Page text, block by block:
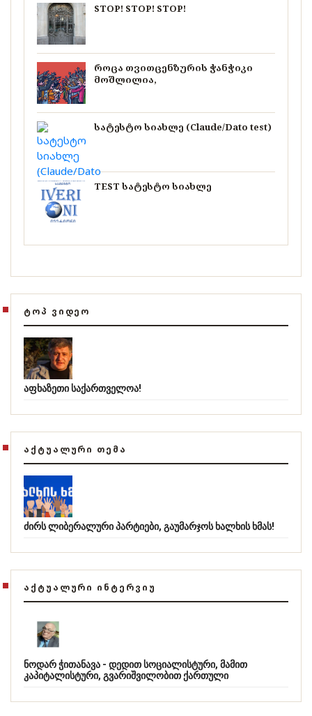
STOP! STOP! STOP!
როცა თვითცენზურის ჭანჭიკი
მოშლილია,
სატესტო სიახლე (Claude/Dato test)
TEST სატესტო სიახლე
ᲢᲝᲞ ᲕᲘᲓᲔᲝ
აფხაზეთი საქართველოა!
ᲐᲥᲢᲣᲐᲚᲣᲠᲘ ᲗᲔᲛᲐ
ძირს ლიბერალური პარტიები, გაუმარჯოს ხალხის ხმას!
ᲐᲥᲢᲣᲐᲚᲣᲠᲘ ᲘᲜᲢᲔᲠᲕᲘᲣ
ნოდარ ჭითანავა - დედით სოციალისტური, მამით
კაპიტალისტური, გვარიშვილობით ქართული